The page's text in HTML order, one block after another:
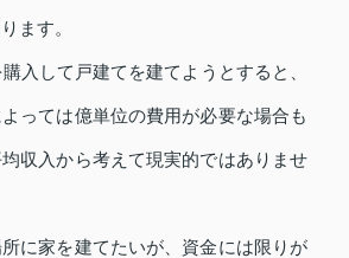
ます。
入して戸建てを建てようとすると、
っては億単位の費用が必要な場合も
収入から考えて現実的ではありませ
所に家を建てたいが、資金には限りが